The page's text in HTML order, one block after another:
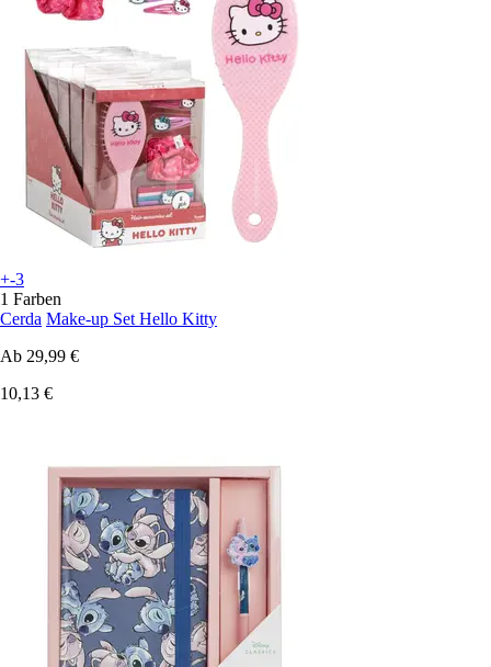
+-3
1 Farben
Cerda Make-up Set Hello Kitty
Ab 29,99 €
10,13 €